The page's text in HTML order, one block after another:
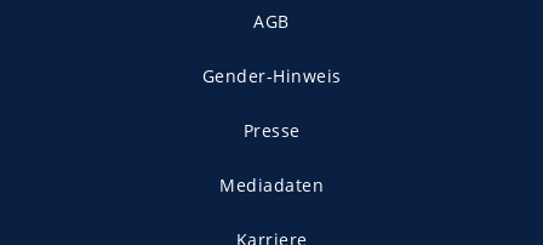
AGB
Gender-Hinweis
Presse
Mediadaten
Karriere